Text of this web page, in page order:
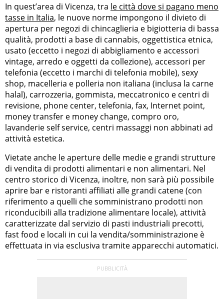
In quest’area di Vicenza, tra le città dove si pagano meno
tasse in Italia, le nuove norme impongono il divieto di
apertura per negozi di chincaglieria e bigiotteria di bassa
qualità, prodotti a base di cannabis, oggettistica etnica,
usato (eccetto i negozi di abbigliamento e accessori
vintage, arredo e oggetti da collezione), accessori per
telefonia (eccetto i marchi di telefonia mobile), sexy
shop, macelleria e polleria non italiana (inclusa la carne
halal), carrozzeria, gommista, meccatronico e centri di
revisione, phone center, telefonia, fax, Internet point,
money transfer e money change, compro oro,
lavanderie self service, centri massaggi non abbinati ad
attività estetica.
Vietate anche le aperture delle medie e grandi strutture
di vendita di prodotti alimentari e non alimentari. Nel
centro storico di Vicenza, inoltre, non sarà più possibile
aprire bar e ristoranti affiliati alle grandi catene (con
riferimento a quelli che somministrano prodotti non
riconducibili alla tradizione alimentare locale), attività
caratterizzate dal servizio di pasti industriali precotti,
fast food e locali in cui la vendita/somministrazione è
effettuata in via esclusiva tramite apparecchi automatici.